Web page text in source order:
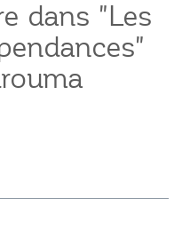
dans "Les